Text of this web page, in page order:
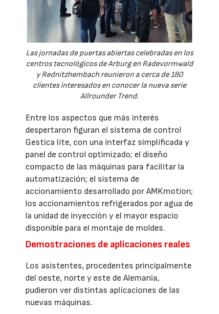
Las jornadas de puertas abiertas celebradas en los
centros tecnológicos de Arburg en Radevormwald
y Rednitzhembach reunieron a cerca de 180
clientes interesados en conocer la nueva serie
Allrounder Trend.
Entre los aspectos que más interés
despertaron figuran el sistema de control
Gestica lite, con una interfaz simplificada y
panel de control optimizado; el diseño
compacto de las máquinas para facilitar la
automatización; el sistema de
accionamiento desarrollado por AMKmotion;
los accionamientos refrigerados por agua de
la unidad de inyección y el mayor espacio
disponible para el montaje de moldes.
Demostraciones de aplicaciones reales
Los asistentes, procedentes principalmente
del oeste, norte y este de Alemania,
pudieron ver distintas aplicaciones de las
nuevas máquinas.